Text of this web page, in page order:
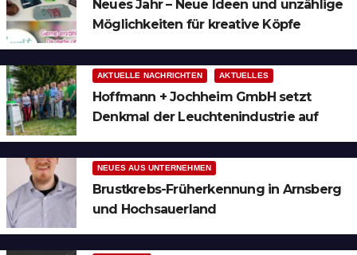
Neues Jahr – Neue Ideen und unzählige
Möglichkeiten für kreative Köpfe
AKTUELLE NACHRICHTEN AKTUELLES
Hoffmann + Jochheim GmbH setzt
Denkmal der Leuchtenindustrie auf
NEUES AUS UNTERNEHMEN
Brustkrebs-Früherkennung in Arnsberg
und Hochsauerland